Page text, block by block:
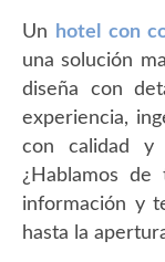
Un hotel con
una solución
diseña con
experiencia,
con calidad y
¿Hablamos
información y
hasta la